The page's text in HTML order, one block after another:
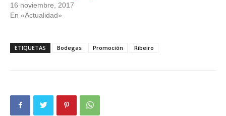
16 noviembre, 2017
En «Actualidad»
ETIQUETAS Bodegas Promoción Ribeiro